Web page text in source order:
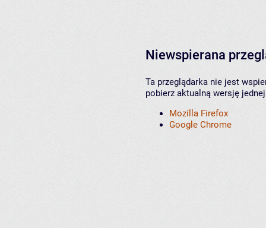
Niewspierana
Ta przeglądarka nie jest
pobierz aktualną wersję
Mozilla Firefox
Google Chrome